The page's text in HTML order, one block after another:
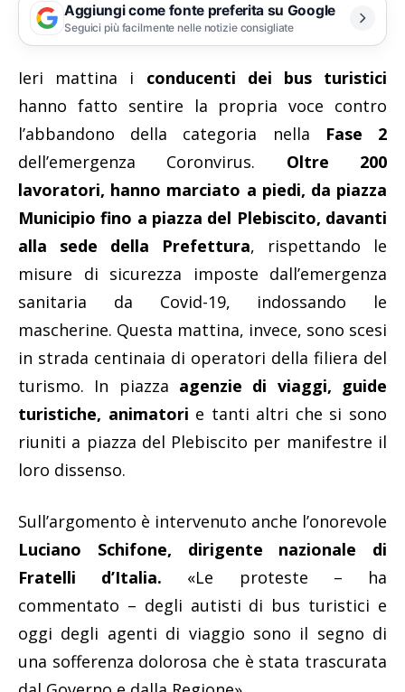
Aggiungi come fonte preferita su Google
Seguici più facilmente nelle notizie consigliate
Ieri mattina i conducenti dei bus turistici
hanno fatto sentire la propria voce contro
l’abbandono della categoria nella Fase 2
dell’emergenza Coronvirus. Oltre 200
lavoratori, hanno marciato a piedi, da piazza
Municipio fino a piazza del Plebiscito, davanti
alla sede della Prefettura, rispettando le
misure di sicurezza imposte dall’emergenza
sanitaria da Covid-19, indossando le
mascherine. Questa mattina, invece, sono scesi
in strada centinaia di operatori della filiera del
turismo. In piazza agenzie di viaggi, guide
turistiche, animatori e tanti altri che si sono
riuniti a piazza del Plebiscito per manifestre il
loro dissenso.
Sull’argomento è intervenuto anche l’onorevole
Luciano Schifone, dirigente nazionale di
Fratelli d’Italia. «Le proteste – ha
commentato – degli autisti di bus turistici e
oggi degli agenti di viaggio sono il segno di
una sofferenza dolorosa che è stata trascurata